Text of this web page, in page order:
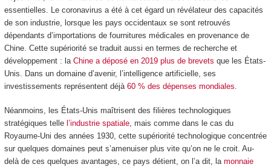
essentielles. Le coronavirus a été à cet égard un révélateur des capacités
de son industrie, lorsque les pays occidentaux se sont retrouvés
dépendants d’importations de fournitures médicales en provenance de
Chine. Cette supériorité se traduit aussi en termes de recherche et
développement : la Chine a déposé en 2019 plus de brevets que les États-
Unis. Dans un domaine d’avenir, l’intelligence artificielle, ses
investissements représentent déjà 60 % des dépenses mondiales
Néanmoins, les États-Unis maîtrisent des filières technologiques
stratégiques telle l’industrie spatiale, mais comme dans le cas du
Royaume-Uni des années 1930, cette supériorité technologique concentrée
sur quelques domaines peut s’amenuiser plus vite qu’on ne le croit. Au-
delà de ces quelques avantages, ce pays détient, on l’a dit, la monnaie